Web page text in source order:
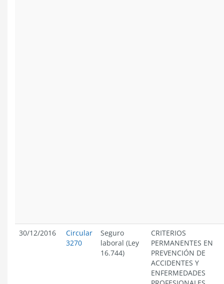
30/12/2016
Circular
3270
Seguro
laboral (Ley
16.744)
CRITERIOS
PERMANENTES EN
PREVENCIÓN DE
ACCIDENTES Y
ENFERMEDADES